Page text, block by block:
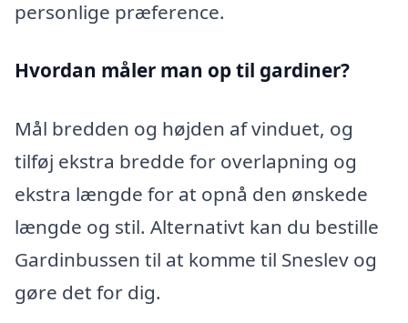
personlige præference.
Hvordan måler man op til gardiner?
Mål bredden og højden af vinduet, og
tilføj ekstra bredde for overlapning og
ekstra længde for at opnå den ønskede
længde og stil. Alternativt kan du bestille
Gardinbussen til at komme til Sneslev og
gøre det for dig.